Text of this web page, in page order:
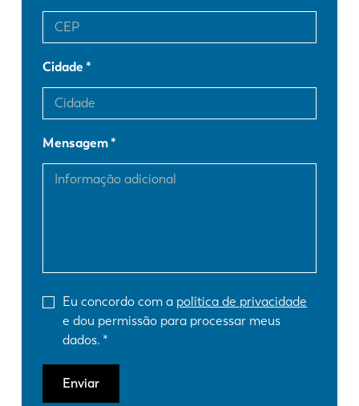
Cidade
Mensagem
Eu concordo com a política de privacidade
e dou permissão para processar meus
dados.
Enviar